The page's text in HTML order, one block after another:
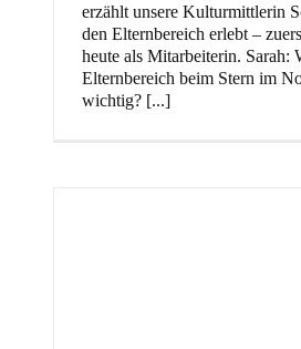
und Familie
erzählt unsere Kulturmittlerin
den Elternbereich erlebt –
heute als Mitarbeiterin. Sarah:
Elternbereich beim Stern im
wichtig? [...]